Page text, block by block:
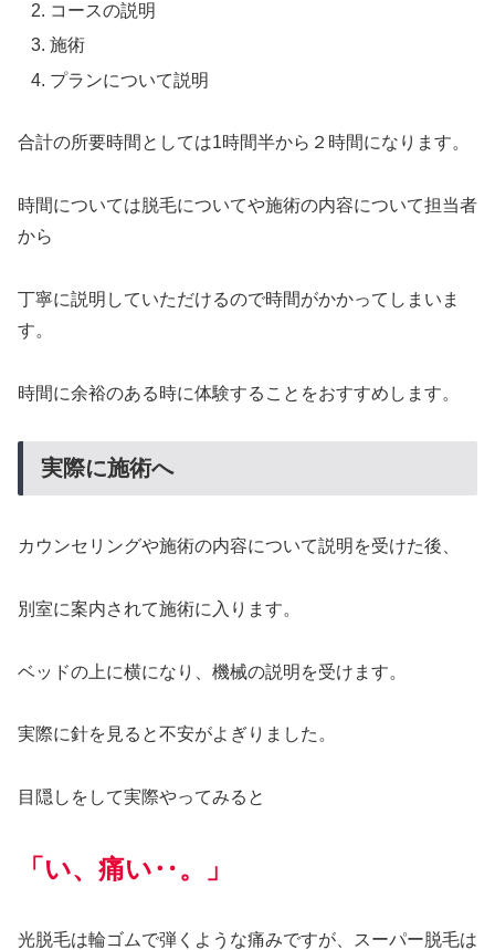
コースの説明
施術
プランについて説明
合計の所要時間としては1時間半から２時間になります。
時間については脱毛についてや施術の内容について担当者
から
丁寧に説明していただけるので時間がかかってしまいま
す。
時間に余裕のある時に体験することをおすすめします。
実際に施術へ
カウンセリングや施術の内容について説明を受けた後、
別室に案内されて施術に入ります。
ベッドの上に横になり、機械の説明を受けます。
実際に針を見ると不安がよぎりました。
目隠しをして実際やってみると
「い、痛い‥。」
光脱毛は輪ゴムで弾くような痛みですが、スーパー脱毛は